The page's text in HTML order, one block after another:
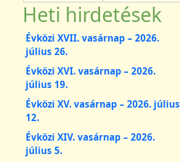
Heti hirdetések
Évközi XVII. vasárnap – 2026.
július 26.
Évközi XVI. vasárnap – 2026.
július 19.
Évközi XV. vasárnap – 2026. július
12.
Évközi XIV. vasárnap – 2026.
július 5.